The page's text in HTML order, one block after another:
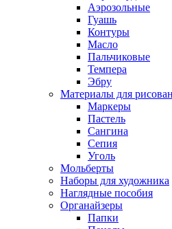
Аэрозольные
Гуашь
Контуры
Масло
Пальчиковые
Темпера
Эбру
Материалы для
Маркеры
Пастель
Сангина
Сепия
Уголь
Мольберты
Наборы для художника
Наглядные пособия
Органайзеры
Папки